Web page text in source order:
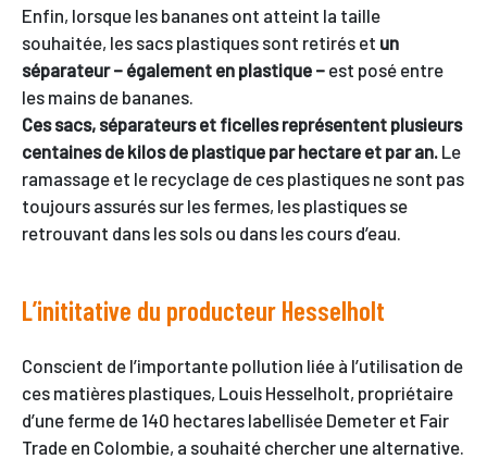
Enfin, lorsque les bananes ont atteint la taille
souhaitée, les sacs plastiques sont retirés et un
séparateur – également en plastique – est posé entre
les mains de bananes.
Ces sacs, séparateurs et ficelles représentent plusieurs
centaines de kilos de plastique par hectare et par an. Le
ramassage et le recyclage de ces plastiques ne sont pas
toujours assurés sur les fermes, les plastiques se
retrouvant dans les sols ou dans les cours d’eau.
L’inititative du producteur Hesselholt
Conscient de l’importante pollution liée à l’utilisation de
ces matières plastiques, Louis Hesselholt, propriétaire
d’une ferme de 140 hectares labellisée Demeter et Fair
Trade en Colombie, a souhaité chercher une alternative.